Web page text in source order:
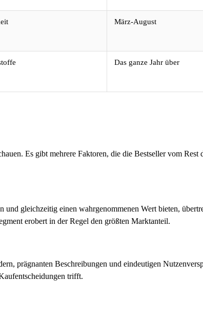
März-August
Das ganze Jahr über
Es gibt mehrere Faktoren, die die Bestseller vom Rest
und gleichzeitig einen wahrgenommenen Wert bieten,
erobert in der Regel den größten Marktanteil.
prägnanten Beschreibungen und eindeutigen
trifft.